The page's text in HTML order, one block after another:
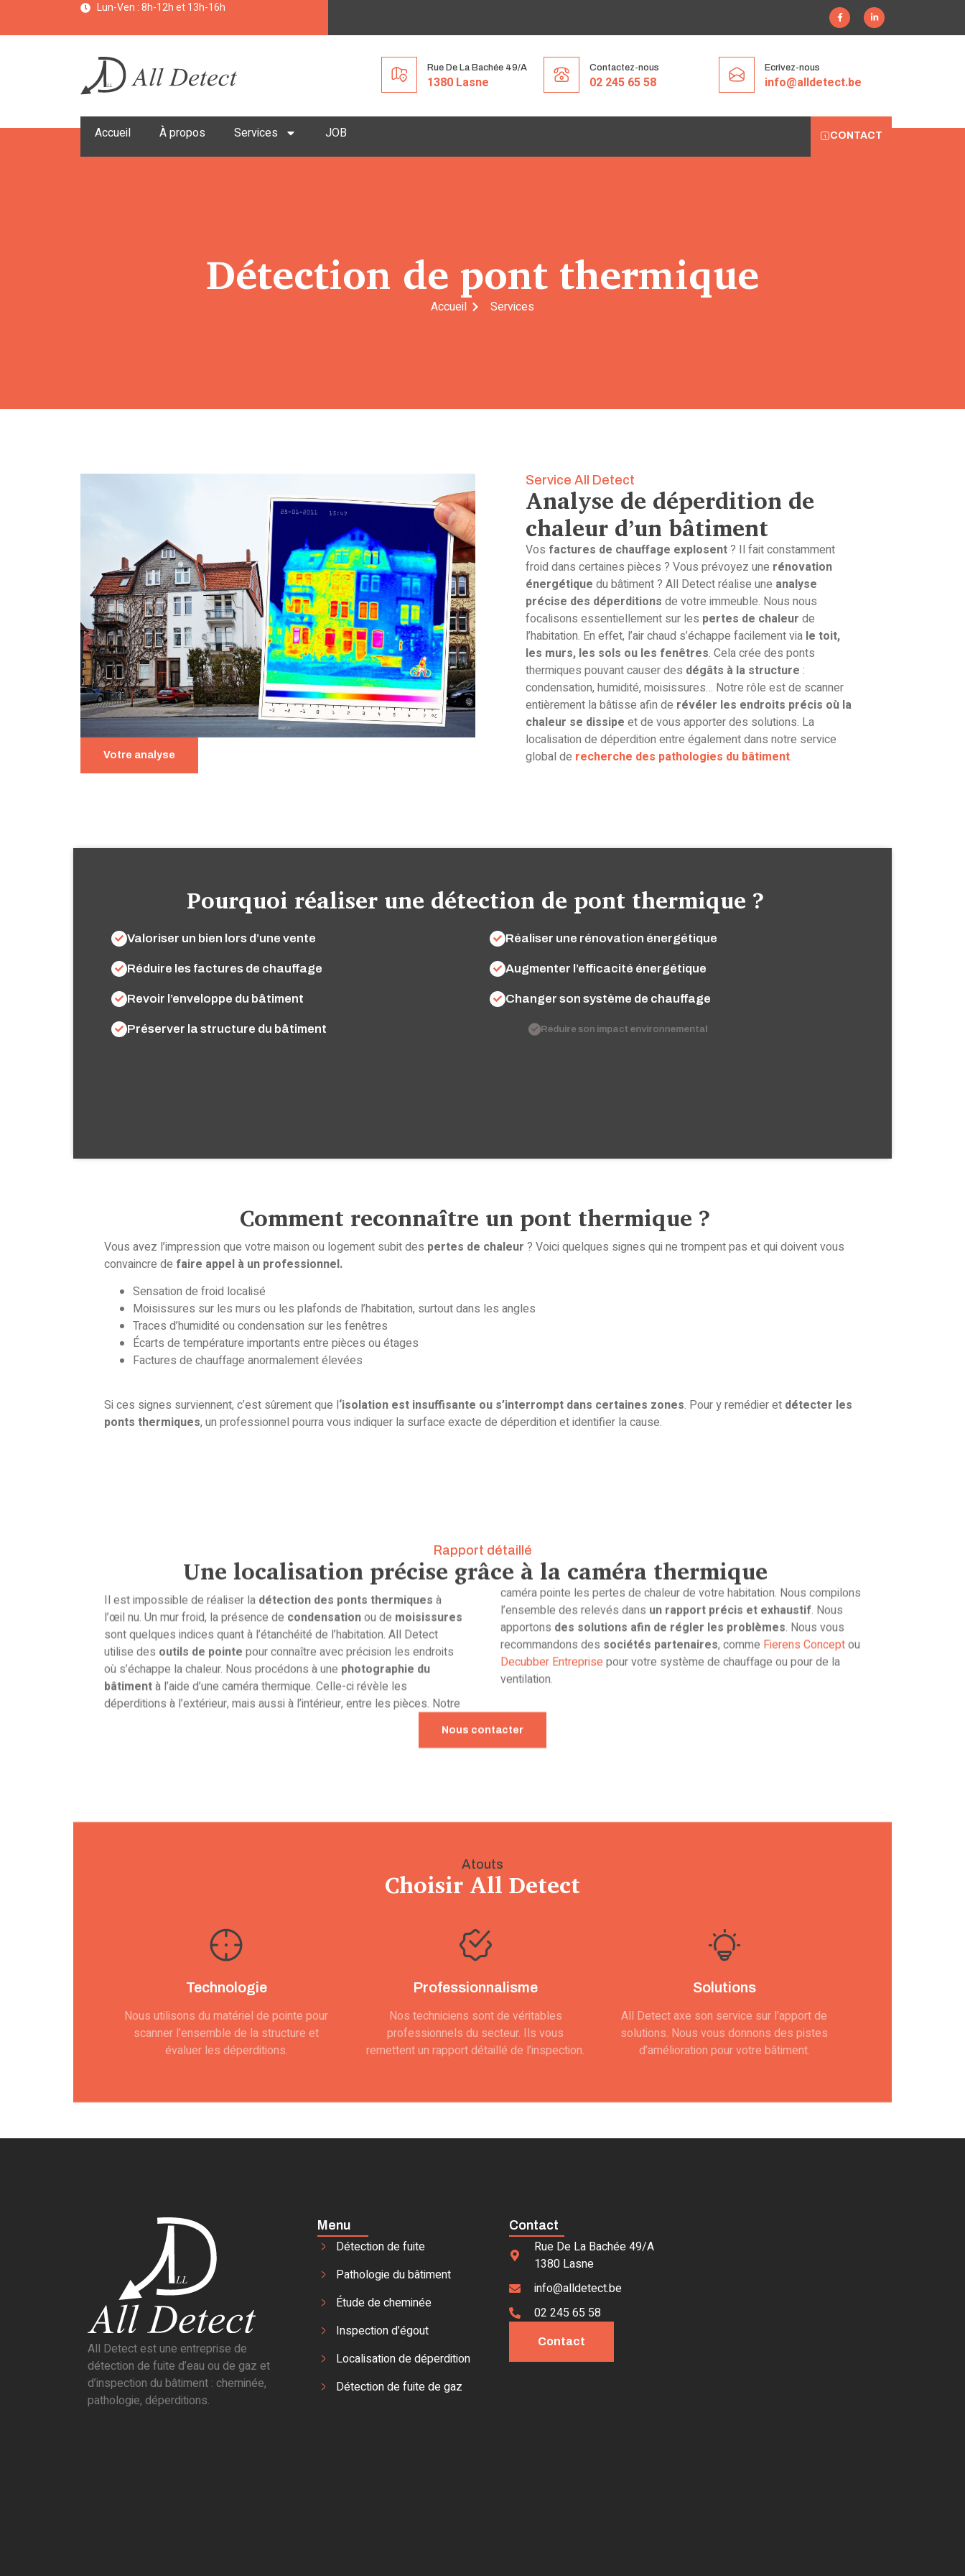
Lun-Ven : 8h-12h et 13h-16h
Rue De La Bachée 49/A
1380 Lasne
Contactez-nous
02 245 65 58
Ecrivez-nous
info@alldetect.be
Accueil À propos Services JOB CONTACT
Détection de pont thermique
Accueil Services
Votre analyse
Service All Detect
Analyse de déperdition de
chaleur d’un bâtiment
Vos factures de chauffage explosent? Il fait constamment
froid dans certaines pièces ? Vous prévoyez une rénovation
énergétique du bâtiment ? All Detect réalise une analyse
précise des déperditions de votre immeuble. Nous nous
focalisons essentiellement sur les pertes de chaleur de
l’habitation. En effet, l’air chaud s’échappe facilement via le toit,
les murs, les sols ou les fenêtres. Cela crée des ponts
thermiques pouvant causer des dégâts à la structure :
condensation, humidité, moisissures… Notre rôle est de scanner
entièrement la bâtisse afin de révéler les endroits précis où la
chaleur se dissipe et de vous apporter des solutions. La
localisation de déperdition entre également dans notre service
global de recherche des pathologies du bâtiment.
Pourquoi réaliser une détection de pont thermique ?
Valoriser un bien lors d’une vente Réaliser une rénovation énergétique
Réduire les factures de chauffage Augmenter l’efficacité énergétique
Revoir l’enveloppe du bâtiment Changer son système de chauffage
Préserver la structure du bâtiment Réduire son impact environnemental
Comment reconnaître un pont thermique ?
Vous avez l’impression que votre maison ou logement subit des pertes de chaleur ? Voici quelques signes qui ne trompent pas et qui doivent vous
convaincre de faire appel à un professionnel.
Sensation de froid localisé
Moisissures sur les murs ou les plafonds de l’habitation, surtout dans les angles
Traces d’humidité ou condensation sur les fenêtres
Écarts de température importants entre pièces ou étages
Factures de chauffage anormalement élevées
Si ces signes surviennent, c’est sûrement que l‘isolation est insuffisante ou s’interrompt dans certaines zones. Pour y remédier et détecter les
ponts thermiques, un professionnel pourra vous indiquer la surface exacte de déperdition et identifier la cause.
Rapport détaillé
Une localisation précise grâce à la caméra thermique
Il est impossible de réaliser la détection des ponts thermiques à
l’œil nu. Un mur froid, la présence de condensationou de moisissures
sont quelques indices quant à l’étanchéité de l’habitation. All Detect
utilise des outils de pointe pour connaître avec précision les endroits
où s’échappe la chaleur. Nous procédons à une photographie du
bâtimentà l’aide d’une caméra thermique. Celle-ci révèle les
déperditions à l’extérieur, mais aussi à l’intérieur, entre les pièces. Notre
caméra pointe les pertes de chaleur de votre habitation. Nous compilons
l’ensemble des relevés dans un rapport précis et exhaustif. Nous
apportons des solutions afin de régler les problèmes. Nous vous
recommandons des sociétés partenaires, comme Fierens Conceptou
Decubber Entreprise pour votre système de chauffage ou pour de la
ventilation.
Nous contacter
Atouts
Choisir All Detect
Technologie
Nous utilisons du matériel de pointe pour
scanner l’ensemble de la structure et
évaluer les déperditions.
Professionnalisme
Nos techniciens sont de véritables
professionnels du secteur. Ils vous
remettent un rapport détaillé de l’inspection.
Solutions
All Detect axe son service sur l’apport de
solutions. Nous vous donnons des pistes
d’amélioration pour votre bâtiment.
All Detect est une entreprise de
détection de fuite d’eau ou de gaz et
d’inspection du bâtiment : cheminée,
pathologie, déperditions.
Menu
Détection de fuite
Pathologie du bâtiment
Étude de cheminée
Inspection d’égout
Localisation de déperdition
Détection de fuite de gaz
Contact
Rue De La Bachée 49/A
1380 Lasne
info@alldetect.be
02 245 65 58
Contact